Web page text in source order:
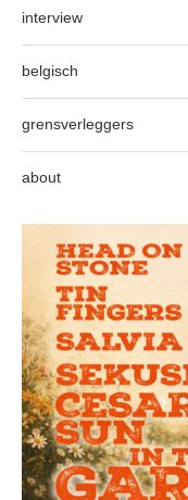
interview
belgisch
grensverleggers
about